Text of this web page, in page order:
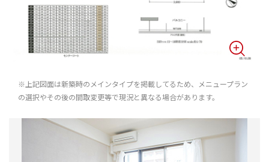
※上記図面は新築時のメインタイプを掲載してるため、メニュープラン
の選択やその後の間取変更等で現況と異なる場合があります。